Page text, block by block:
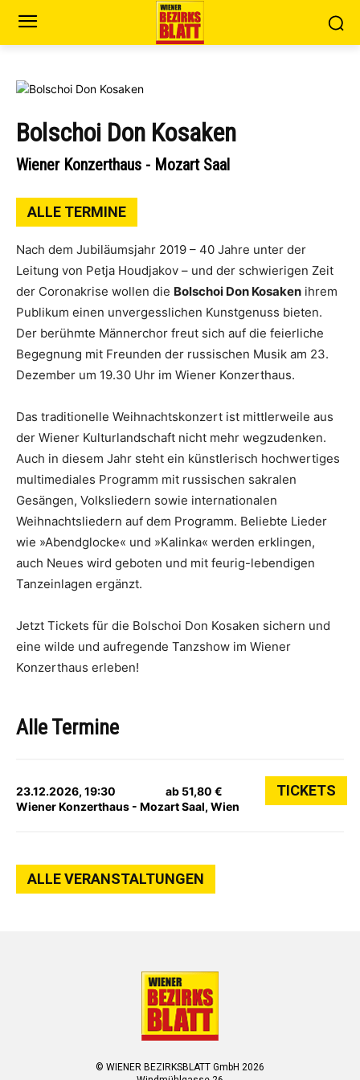
Bolschoi Don Kosaken
Wiener Konzerthaus - Mozart Saal
ALLE TERMINE
Nach dem Jubiläumsjahr 2019 – 40 Jahre unter der
Leitung von Petja Houdjakov – und der schwierigen Zeit
der Coronakrise wollen die Bolschoi Don Kosaken ihrem
Publikum einen unvergesslichen Kunstgenuss bieten.
Der berühmte Männerchor freut sich auf die feierliche
Begegnung mit Freunden der russischen Musik am 23.
Dezember um 19.30 Uhr im Wiener Konzerthaus.
Das traditionelle Weihnachtskonzert ist mittlerweile aus
der Wiener Kulturlandschaft nicht mehr wegzudenken.
Auch in diesem Jahr steht ein künstlerisch hochwertiges
multimediales Programm mit russischen sakralen
Gesängen, Volksliedern sowie internationalen
Weihnachtsliedern auf dem Programm. Beliebte Lieder
wie »Abendglocke« und »Kalinka« werden erklingen,
auch Neues wird geboten und mit feurig-lebendigen
Tanzeinlagen ergänzt.
Jetzt Tickets für die Bolschoi Don Kosaken sichern und
eine wilde und aufregende Tanzshow im Wiener
Konzerthaus erleben!
Alle Termine
23.12.2026, 19:30
Wiener Konzerthaus - Mozart Saal, Wien
ab 51,80 € TICKETS
ALLE VERANSTALTUNGEN
© WIENER BEZIRKSBLATT GmbH 2026